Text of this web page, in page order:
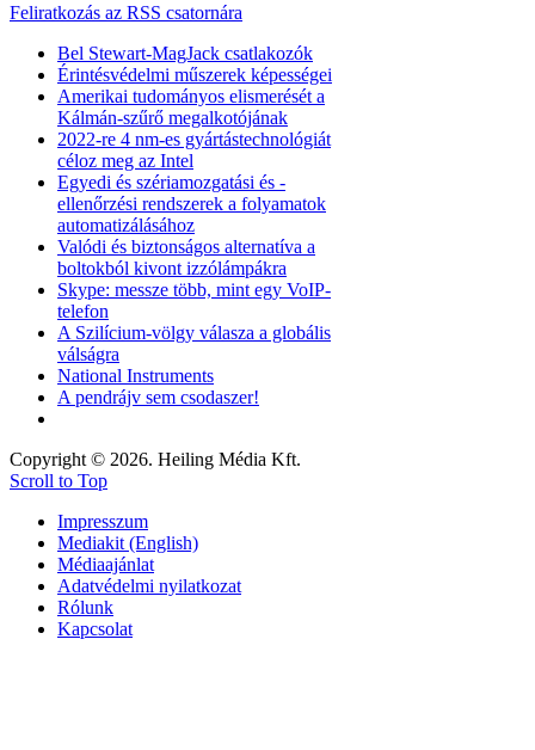
Feliratkozás az RSS csatornára
Bel Stewart-MagJack csatlakozók
Érintésvédelmi műszerek képességei
Amerikai tudományos elismerését a
Kálmán-szűrő megalkotójának
2022-re 4 nm-es gyártástechnológiát
céloz meg az Intel
Egyedi és szériamozgatási és -
ellenőrzési rendszerek a folyamatok
automatizálásához
Valódi és biztonságos alternatíva a
boltokból kivont izzólámpákra
Skype: messze több, mint egy VoIP-
telefon
A Szilícium-völgy válasza a globális
válságra
National Instruments
A pendrájv sem csodaszer!
Copyright © 2026. Heiling Média Kft.
Scroll to Top
Impresszum
Mediakit (English)
Médiaajánlat
Adatvédelmi nyilatkozat
Rólunk
Kapcsolat